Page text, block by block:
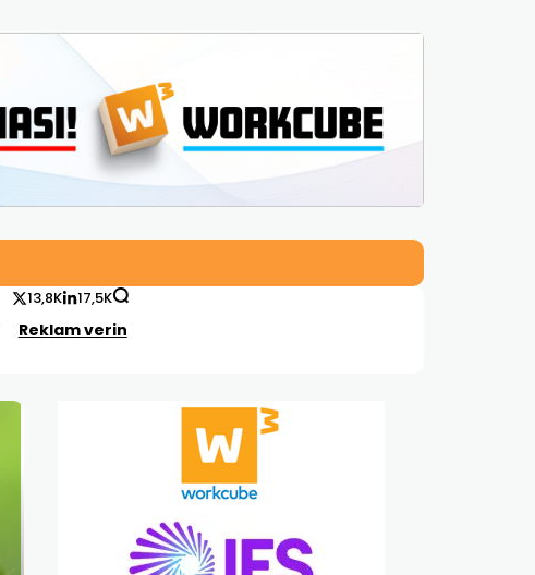
Reklam verin
13,8K 17,5K